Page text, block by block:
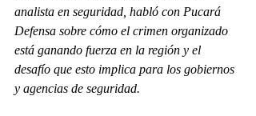
analista en seguridad, habló con Pucará
Defensa sobre cómo el crimen organizado
está ganando fuerza en la región y el
desafío que esto implica para los gobiernos
y agencias de seguridad.